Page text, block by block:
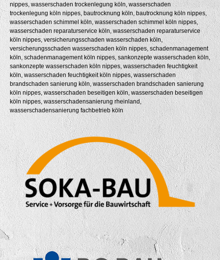
nippes, wasserschaden trockenlegung köln, wasserschaden
trockenlegung köln nippes, bautrocknung köln, bautrocknung köln nippes,
wasserschaden schimmel köln, wasserschaden schimmel köln nippes,
wasserschaden reparaturservice köln, wasserschaden reparaturservice
köln nippes, versicherungsschaden wasserschaden köln,
versicherungsschaden wasserschaden köln nippes, schadenmanagement
köln, schadenmanagement köln nippes, sankonzepte wasserschaden köln,
sankonzepte wasserschaden köln nippes, wasserschaden feuchtigkeit
köln, wasserschaden feuchtigkeit köln nippes, wasserschaden
brandschaden sanierung köln, wasserschaden brandschaden sanierung
köln nippes, wasserschaden beseitigen köln, wasserschaden beseitigen
köln nippes, wasserschadensanierung rheinland,
wasserschadensanierung fachbetrieb köln